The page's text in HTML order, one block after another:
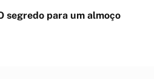
segredo para um almoço